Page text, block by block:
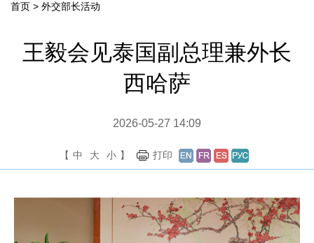
首页 > 外交部长活动
王毅会见泰国副总理兼外长
西哈萨
2026-05-27 14:09
【 中 大 小 】 打印